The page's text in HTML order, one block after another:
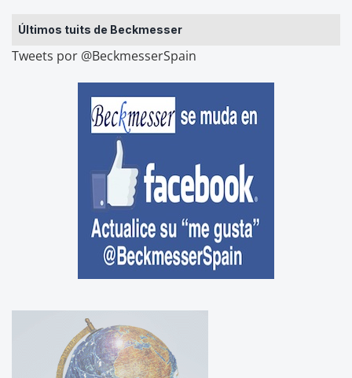
Últimos tuits de Beckmesser
Tweets por @BeckmesserSpain